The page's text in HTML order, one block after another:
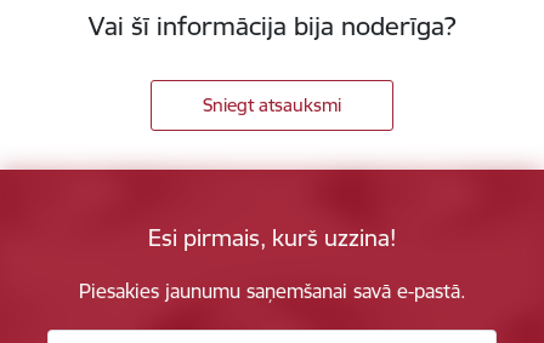
Vai šī informācija bija noderīga?
Sniegt atsauksmi
Esi pirmais, kurš uzzina!
Piesakies jaunumu saņemšanai savā e-pastā.